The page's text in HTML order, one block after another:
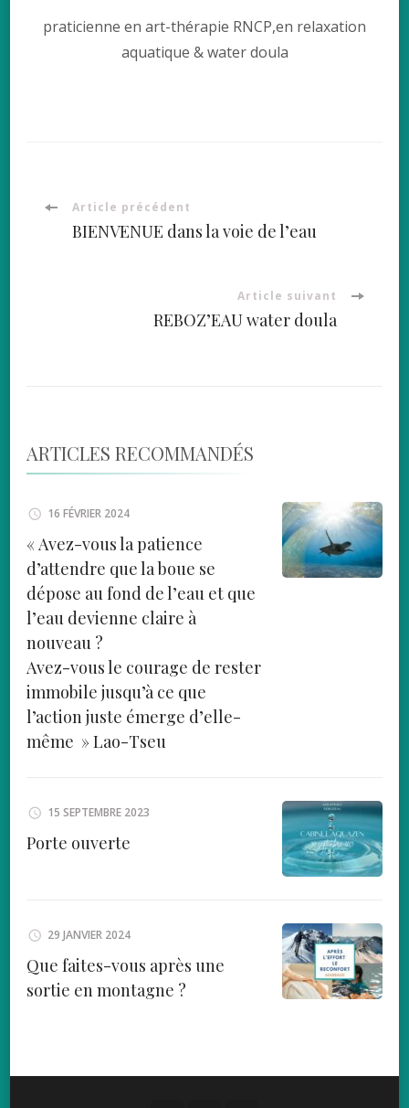
praticienne en art-thérapie RNCP,en relaxation
aquatique & water doula
Navigation
Article précédent
BIENVENUE dans la voie de l’eau
Article suivant
REBOZ’EAU water doula
ARTICLES RECOMMANDÉS
16 FÉVRIER 2024
« Avez-vous la patience
d’attendre que la boue se
dépose au fond de l’eau et que
l’eau devienne claire à
nouveau ?
Avez-vous le courage de rester
immobile jusqu’à ce que
l’action juste émerge d’elle-
même » Lao-Tseu
15 SEPTEMBRE 2023
Porte ouverte
29 JANVIER 2024
Que faites-vous après une
sortie en montagne ?